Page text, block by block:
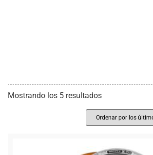
Mostrando los 5 resultados